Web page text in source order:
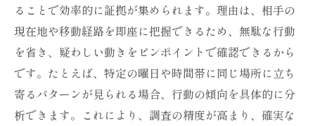
ることで効率的に証拠が集められます。理由は、相手の
現在地や移動経路を即座に把握できるため、無駄な行動
を省き、疑わしい動きをピンポイントで確認できるから
です。たとえば、特定の曜日や時間帯に同じ場所に立ち
寄るパターンが見られる場合、行動の傾向を具体的に分
析できます。これにより、調査の精度が高まり、確実な